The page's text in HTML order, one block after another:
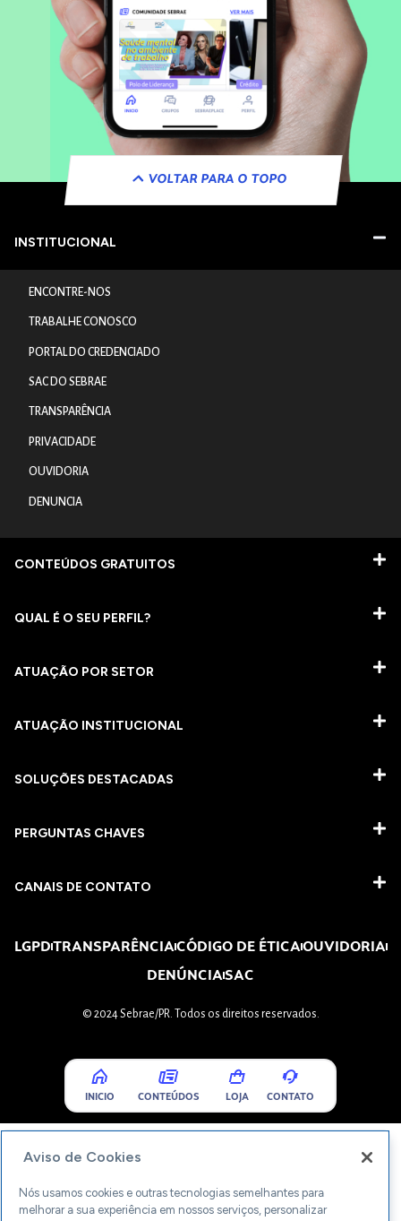
VOLTAR PARA O TOPO
INSTITUCIONAL
ENCONTRE-NOS
TRABALHE CONOSCO
PORTAL DO CREDENCIADO
SAC DO SEBRAE
TRANSPARÊNCIA
PRIVACIDADE
OUVIDORIA
DENUNCIA
CONTEÚDOS GRATUITOS
QUAL É O SEU PERFIL?
ATUAÇÃO POR SETOR
ATUAÇÃO INSTITUCIONAL
SOLUÇÕES DESTACADAS
PERGUNTAS CHAVES​
CANAIS DE CONTATO
LGPDTRANSPARÊNCIACÓDIGO DE ÉTICAOUVIDORIA
DENÚNCIASAC
© 2024 Sebrae/PR. Todos os direitos reservados.
INICIO CONTEÚDOS LOJA CONTATO
Aviso de Cookies
Nós usamos cookies e outras tecnologias semelhantes para
melhorar a sua experiência em nossos serviços, personalizar